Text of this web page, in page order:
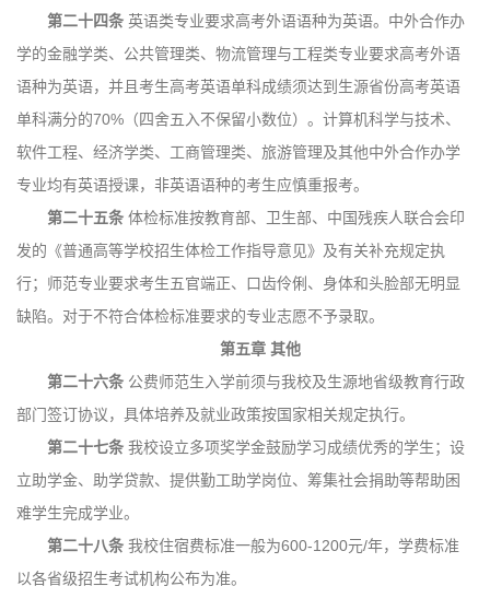
第二十四条 英语类专业要求高考外语语种为英语。中外合作办
学的金融学类、公共管理类、物流管理与工程类专业要求高考外语
语种为英语，并且考生高考英语单科成绩须达到生源省份高考英语
单科满分的70%（四舍五入不保留小数位）。计算机科学与技术、
软件工程、经济学类、工商管理类、旅游管理及其他中外合作办学
专业均有英语授课，非英语语种的考生应慎重报考。
第二十五条 体检标准按教育部、卫生部、中国残疾人联合会印
发的《普通高等学校招生体检工作指导意见》及有关补充规定执
行；师范专业要求考生五官端正、口齿伶俐、身体和头脸部无明显
缺陷。对于不符合体检标准要求的专业志愿不予录取。
第五章 其他
第二十六条 公费师范生入学前须与我校及生源地省级教育行政
部门签订协议，具体培养及就业政策按国家相关规定执行。
第二十七条 我校设立多项奖学金鼓励学习成绩优秀的学生；设
立助学金、助学贷款、提供勤工助学岗位、筹集社会捐助等帮助困
难学生完成学业。
第二十八条 我校住宿费标准一般为600-1200元/年，学费标准
以各省级招生考试机构公布为准。